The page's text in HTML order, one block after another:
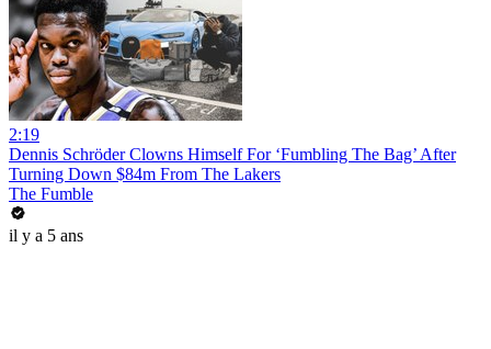
2:19
Dennis Schröder Clowns Himself For ‘Fumbling The Bag’ After
Turning Down $84m From The Lakers
The Fumble
il y a 5 ans